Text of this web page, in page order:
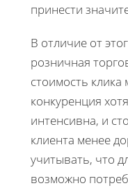
принести
В отличие от
розничная
стоимость
конкуренция
интенсивна, и
клиента менее
учитывать, что
возможно